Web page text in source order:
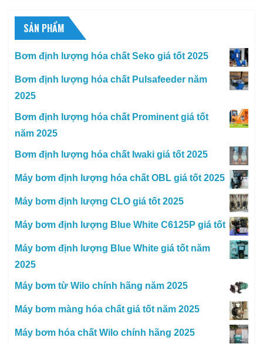
SẢN PHẨM
Bơm định lượng hóa chất Seko giá tốt 2025
Bơm định lượng hóa chất Pulsafeeder năm
2025
Bơm định lượng hóa chất Prominent giá tốt
năm 2025
Bơm định lượng hóa chất Iwaki giá tốt 2025
Máy bơm định lượng hóa chất OBL giá tốt 2025
Máy bơm định lượng CLO giá tốt 2025
Máy bơm định lượng Blue White C6125P giá tốt
Máy bơm định lượng Blue White giá tốt năm
2025
Máy bơm từ Wilo chính hãng năm 2025
Máy bơm màng hóa chất giá tốt năm 2025
Máy bơm hóa chất Wilo chính hãng 2025